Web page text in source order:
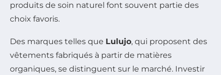
produits de soin naturel font souvent partie des
choix favoris.
Des marques telles que Lulujo, qui proposent des
vêtements fabriqués à partir de matières
organiques, se distinguent sur le marché. Investir